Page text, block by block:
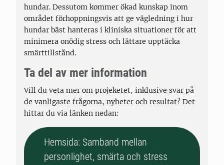
hundar. Dessutom kommer ökad kunskap inom
området förhoppningsvis att ge vägledning i hur
hundar bäst hanteras i kliniska situationer för att
minimera onödig stress och lättare upptäcka
smärttillstånd.
Ta del av mer information
Vill du veta mer om projeketet, inklusive svar på
de vanligaste frågorna, nyheter och resultat? Det
hittar du via länken nedan:
Hemsida: Samband mellan
personlighet, smärta och stress